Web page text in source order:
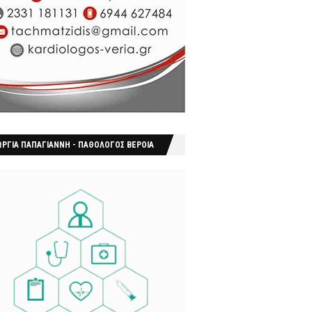
ΠΑΠΑΓΙΑΝΝΗ - ΠΑΘΟΛΟΓΟΣ ΒΕΡΟΙΑ